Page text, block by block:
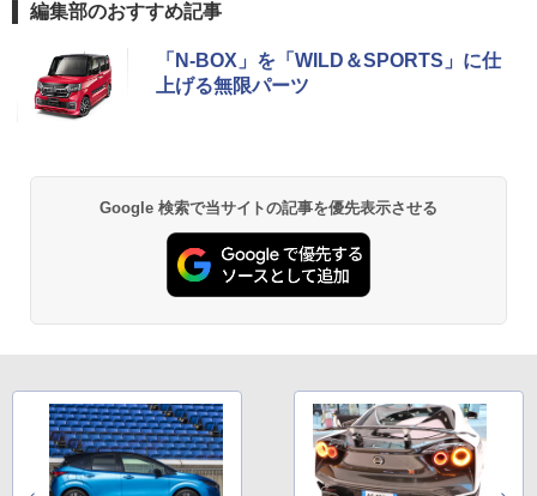
編集部のおすすめ記事
「N-BOX」を「WILD＆SPORTS」に仕
上げる無限パーツ
Google 検索で当サイトの記事を優先表示させる